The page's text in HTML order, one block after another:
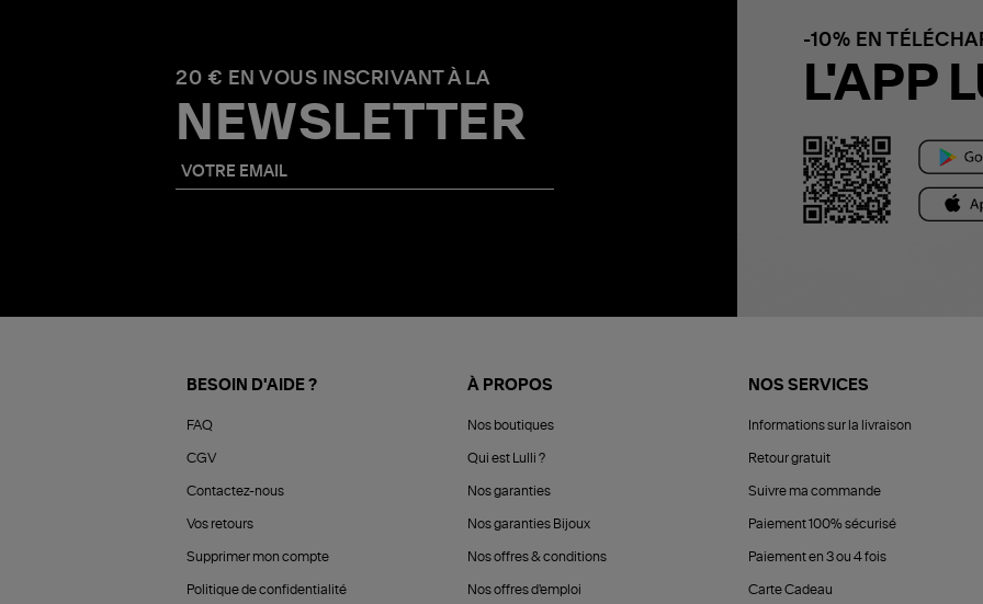
20 € EN VOUS INSCRIVANT À LA
NEWSLETTER
-10% EN
L'APP
BESOIN D'AIDE ?
FAQ
CGV
Contactez-nous
Vos retours
Supprimer mon compte
Politique de confidentialité
À PROPOS
Nos boutiques
Qui est Lulli ?
Nos garanties
Nos garanties Bijoux
Nos offres & conditions
Nos offres d'emploi
NOS SERVICES
Informations sur la livraison
Retour gratuit
Suivre ma commande
Paiement 100% sécurisé
Paiement en 3 ou 4 fois
Carte Cadeau